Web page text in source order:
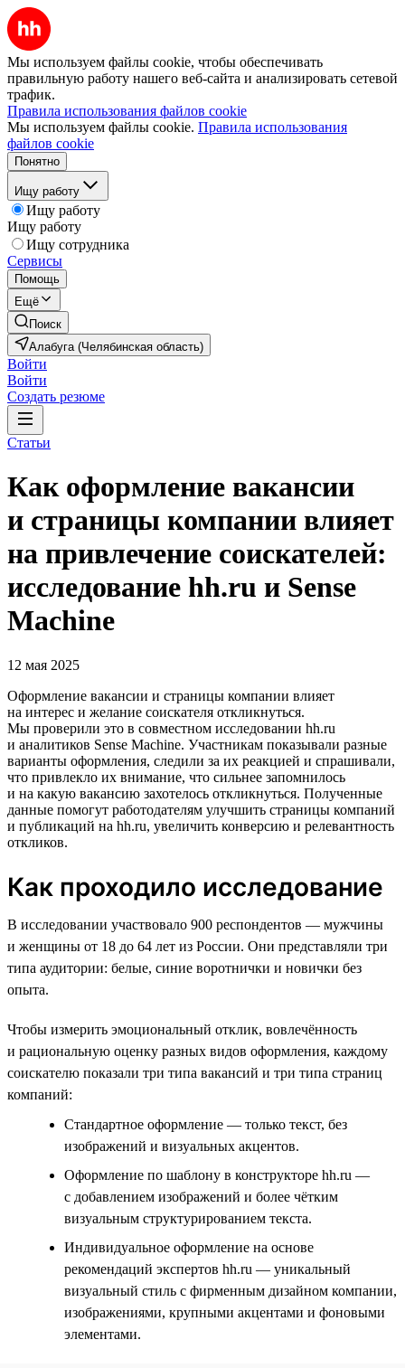
Мы используем файлы cookie, чтобы обеспечивать
правильную работу нашего веб-сайта и анализировать сетевой
трафик.
Правила использования файлов cookie
Мы используем файлы cookie. Правила использования
файлов cookie
Понятно
Ищу работу
Ищу работу
Ищу работу
Ищу сотрудника
Сервисы
Помощь
Ещё
Поиск
Алабуга (Челябинская область)
Войти
Войти
Создать резюме
Статьи
Как оформление вакансии
и страницы компании влияет
на привлечение соискателей:
исследование hh.ru и Sense
Machine
12 мая 2025
Оформление вакансии и страницы компании влияет
на интерес и желание соискателя откликнуться.
Мы проверили это в совместном исследовании hh.ru
и аналитиков Sense Machine. Участникам показывали разные
варианты оформления, следили за их реакцией и спрашивали,
что привлекло их внимание, что сильнее запомнилось
и на какую вакансию захотелось откликнуться. Полученные
данные помогут работодателям улучшить страницы компаний
и публикаций на hh.ru, увеличить конверсию и релевантность
откликов.
Как проходило исследование
В исследовании участвовало 900 респондентов — мужчины
и женщины от 18 до 64 лет из России. Они представляли три
типа аудитории: белые, синие воротнички и новички без
опыта.
Чтобы измерить эмоциональный отклик, вовлечённость
и рациональную оценку разных видов оформления, каждому
соискателю показали три типа вакансий и три типа страниц
компаний:
Стандартное оформление — только текст, без
изображений и визуальных акцентов.
Оформление по шаблону в конструкторе hh.ru —
с добавлением изображений и более чётким
визуальным структурированием текста.
Индивидуальное оформление на основе
рекомендаций экспертов hh.ru — уникальный
визуальный стиль с фирменным дизайном компании,
изображениями, крупными акцентами и фоновыми
элементами.